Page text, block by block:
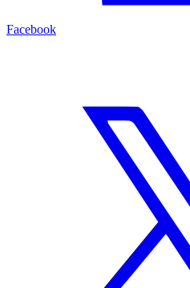
Facebook